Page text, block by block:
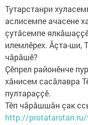
Тутарстанри
аслисемпе ачасене
çутăсемпе
илемлӗрех. Ăçта-ши,
чăрăшĕ?
Ҫӗпрел районӗнче
хӑнисем сасӑлавра
пултараҫҫӗ.
Тӗп чӑрӑшшӑн çак
http://protatarstan.ru/